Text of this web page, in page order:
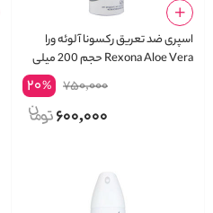
اسپری ضد تعریق رکسونا آلوئه ورا
Rexona Aloe Vera حجم 200 میلی
750,000
20%
600,000